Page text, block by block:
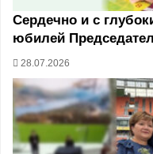
Сердечно и с
юбилей
28.07.2026